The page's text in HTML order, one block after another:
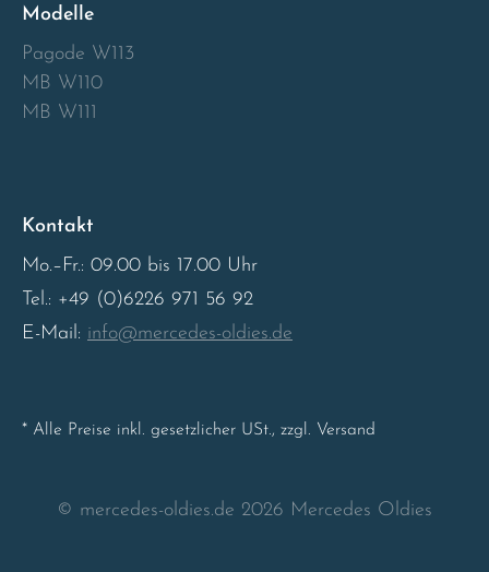
Modelle
Pagode W113
MB W110
MB W111
Kontakt
Mo.–Fr.: 09.00 bis 17.00 Uhr
Tel.: +49 (0)6226 971 56 92
E-Mail: info@mercedes-oldies.de
* Alle Preise inkl. gesetzlicher USt., zzgl. Versand
© mercedes-oldies.de 2026 Mercedes Oldies
Slovenia
Spain